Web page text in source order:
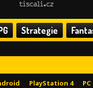
Strategie
PlayStation 4 PC